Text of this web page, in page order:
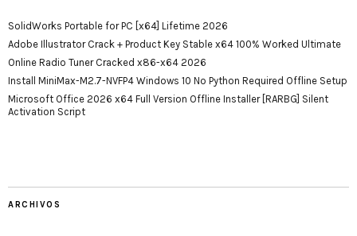
SolidWorks Portable for PC [x64] Lifetime 2026
Adobe Illustrator Crack + Product Key Stable x64 100% Worked Ultimate
Online Radio Tuner Cracked x86-x64 2026
Install MiniMax-M2.7-NVFP4 Windows 10 No Python Required Offline Setup
Microsoft Office 2026 x64 Full Version Offline Installer [RARBG] Silent
Activation Script
ARCHIVOS